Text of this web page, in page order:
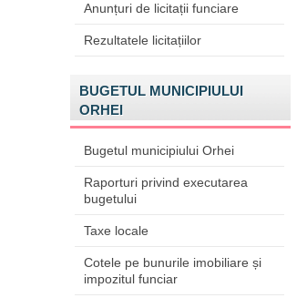
Anunțuri de licitații funciare
Rezultatele licitațiilor
BUGETUL MUNICIPIULUI
ORHEI
Bugetul municipiului Orhei
Raporturi privind executarea
bugetului
Taxe locale
Cotele pe bunurile imobiliare și
impozitul funciar